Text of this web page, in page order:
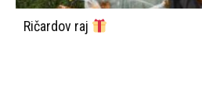
Ričardov raj